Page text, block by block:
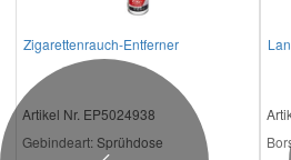
Zigarettenrauch-Entferner
Artikel Nr. EP5024938
Gebindeart: Sprühdose